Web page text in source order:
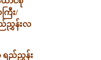
ြီး/
ည်ညွှန်းလ
ရည်ညွှန်း